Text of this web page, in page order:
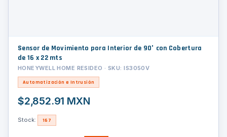
Sensor de Movimiento pora Interior de 90° con Cobertura
de 16 x 22 mts
HONEYWELL HOME RESIDEO · SKU: IS3050V
Automatización e Intrusión
$2,852.91 MXN
Stock: 167